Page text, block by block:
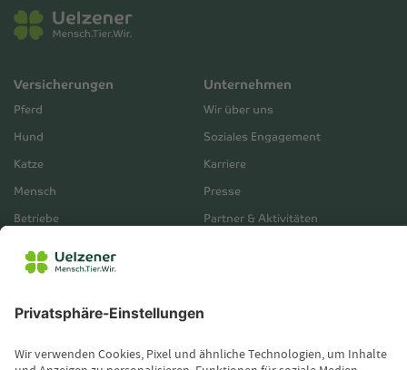
Versicherungen
Pferd
Hund
Katze
Mensch
Betriebe
Unternehmen
Wir über uns
Soziales Engagement
Karriere
Presse
Partner & Aktivitäten
Service
Kontakt
Leistungsfall melden